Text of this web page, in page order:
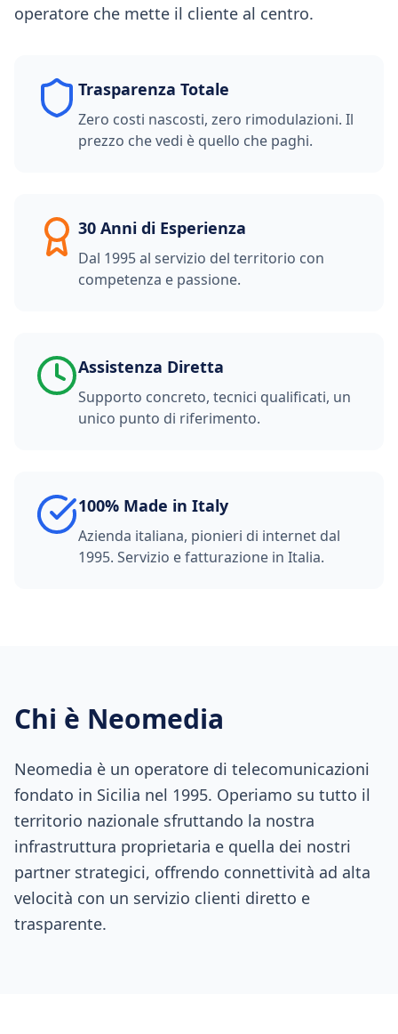
operatore che mette il cliente al centro.
Trasparenza Totale
Zero costi nascosti, zero rimodulazioni. Il
prezzo che vedi è quello che paghi.
30 Anni di Esperienza
Dal 1995 al servizio del territorio con
competenza e passione.
Assistenza Diretta
Supporto concreto, tecnici qualificati, un
unico punto di riferimento.
100% Made in Italy
Azienda italiana, pionieri di internet dal
1995. Servizio e fatturazione in Italia.
Chi è Neomedia
Neomedia è un operatore di telecomunicazioni
fondato in Sicilia nel 1995. Operiamo su tutto il
territorio nazionale sfruttando la nostra
infrastruttura proprietaria e quella dei nostri
partner strategici, offrendo connettività ad alta
velocità con un servizio clienti diretto e
trasparente.